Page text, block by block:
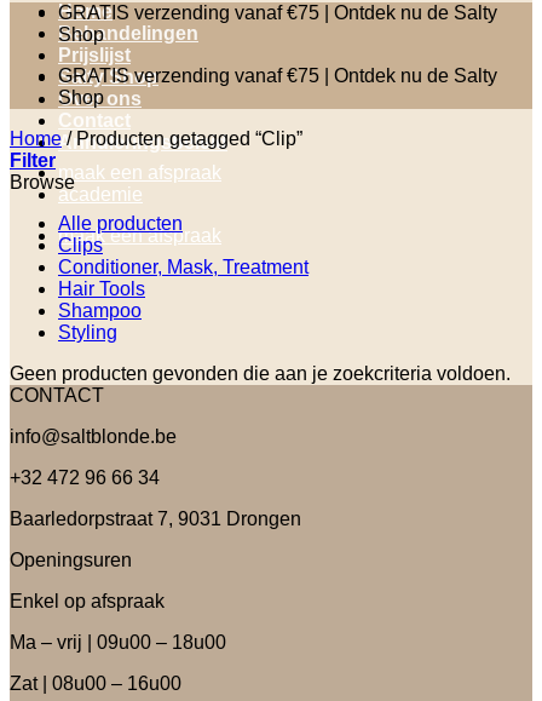
Home
Behandelingen
Prijslijst
Salty Shop
Over ons
Contact
Annuleringsbeleid
maak een afspraak
academie
maak een afspraak
GRATIS verzending vanaf €75 | Ontdek nu de Salty
Shop
GRATIS verzending vanaf €75 | Ontdek nu de Salty
Shop
Home /Producten getagged “Clip”
Filter
Browse
Alle producten
Clips
Conditioner, Mask, Treatment
Hair Tools
Shampoo
Styling
Geen producten gevonden die aan je zoekcriteria voldoen.
CONTACT
info@saltblonde.be
+32 472 96 66 34
Baarledorpstraat 7, 9031 Drongen
Openingsuren
Enkel op afspraak
Ma – vrij | 09u00 – 18u00
Zat | 08u00 – 16u00